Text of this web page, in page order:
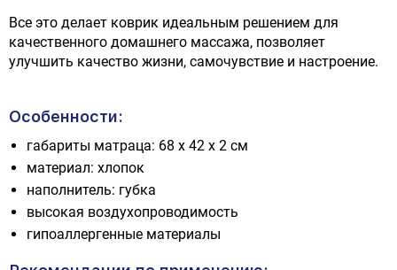
Все это делает коврик идеальным решением для
качественного домашнего массажа, позволяет
улучшить качество жизни, самочувствие и настроение.
Особенности:
габариты матраца: 68 х 42 х 2 см
материал: хлопок
наполнитель: губка
высокая воздухопроводимость
гипоаллергенные материалы